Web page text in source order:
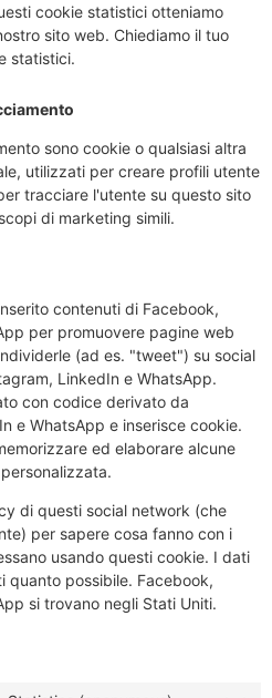
cookie statistici otteniamo
sito web. Chiediamo il tuo
statistici.
sono cookie o qualsiasi altra
utilizzati per creare profili utente
tracciare l'utente su questo sito
di marketing simili.
contenuti di Facebook,
per promuovere pagine web
(ad es. "tweet") su social
LinkedIn e WhatsApp.
con codice derivato da
e WhatsApp e inserisce cookie.
ed elaborare alcune
di questi social network (che
per sapere cosa fanno con i
usando questi cookie. I dati
quanto possibile. Facebook,
si trovano negli Stati Uniti.